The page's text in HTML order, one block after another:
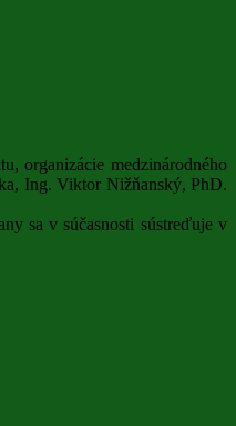
organizácie medzinárodného
Ing. Viktor Nižňanský, PhD.
sa v súčasnosti sústreďuje v